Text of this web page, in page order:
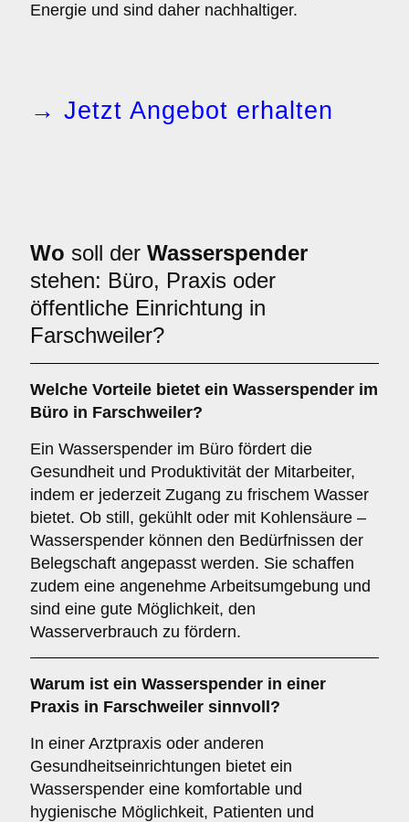
Energie und sind daher nachhaltiger.
→ Jetzt Angebot erhalten
Wo soll der Wasserspender
stehen: Büro, Praxis oder
öffentliche Einrichtung in
Farschweiler?
Welche Vorteile bietet ein Wasserspender im
Büro in Farschweiler?
Ein Wasserspender im Büro fördert die
Gesundheit und Produktivität der Mitarbeiter,
indem er jederzeit Zugang zu frischem Wasser
bietet. Ob still, gekühlt oder mit Kohlensäure –
Wasserspender können den Bedürfnissen der
Belegschaft angepasst werden. Sie schaffen
zudem eine angenehme Arbeitsumgebung und
sind eine gute Möglichkeit, den
Wasserverbrauch zu fördern.
Warum ist ein Wasserspender in einer
Praxis in Farschweiler sinnvoll?
In einer Arztpraxis oder anderen
Gesundheitseinrichtungen bietet ein
Wasserspender eine komfortable und
hygienische Möglichkeit, Patienten und